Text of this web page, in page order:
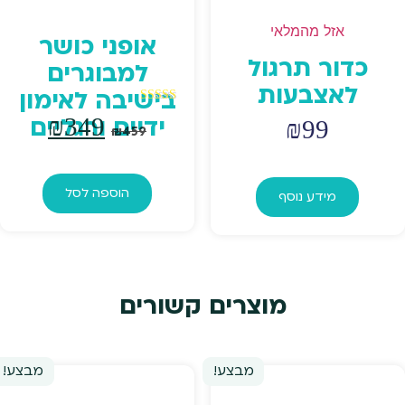
אזל מהמלאי
כדור תרגול
לאצבעות
₪99
מידע נוסף
אופני כושר
למבוגרים
בישיבה לאימון
ידיים ורגליים
5.00
מתוך 5 ₪459
המחיר
היה:
₪349
הוא:
הוספה לסל
מוצרים קשורים
מבצע! מבצע!